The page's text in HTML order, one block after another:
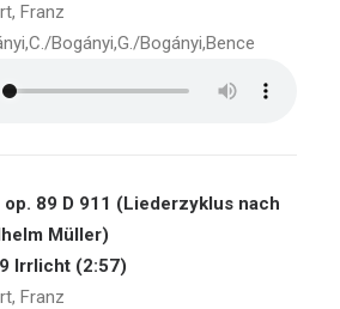
Franz
Bogányi,G./Bogányi,Bence
89 D 911 (Liederzyklus nach
Müller)
Irrlicht (2:57)
Franz